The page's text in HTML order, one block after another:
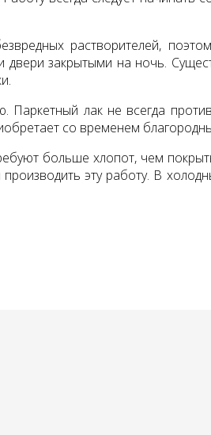
растворителей,
закрытыми на ночь.
лак не всегда
со временем
больше хлопот, чем
эту работу. В